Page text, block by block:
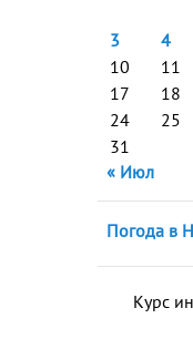
3
4
10
11
17
18
24
25
31
« Июл
Погода в
Курс